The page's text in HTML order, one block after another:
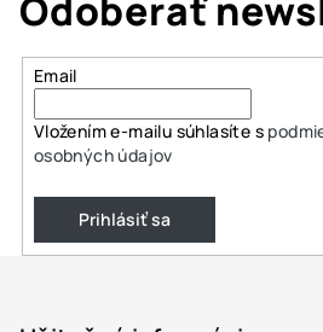
Email
Vložením e-mailu súhlasíte s
osobných údajov
Prihlásiť sa